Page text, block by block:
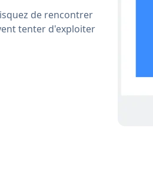
de rencontrer
tenter d'exploiter